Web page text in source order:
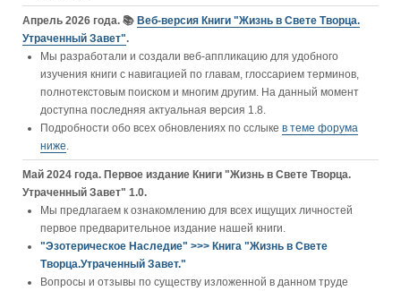
Апрель 2026 года. 📚 Веб-версия Книги "Жизнь в Свете Творца.
Утраченный Завет".
Мы разработали и создали веб-аппликацию для удобного
изучения книги c навигацией по главам, глоссарием терминов,
полнотекстовым поиском и многим другим. На данный момент
доступна последняя актуальная версия 1.8.
Подробности обо всех обновлениях по сслыке в теме форума
ниже.
Май 2024 года. Первое издание Книги "Жизнь в Свете Творца.
Утраченный Завет" 1.0.
Мы предлагаем к ознакомлению для всех ищущих личностей
первое предварительное издание нашей книги.
"Эзотерическое Наследие" >>> Книга "Жизнь в Свете
Творца.Утраченный Завет."
Вопросы и отзывы по существу изложенной в данном труде